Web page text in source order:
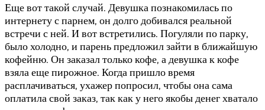
Еще вот такой случай. Девушка познакомилась по
интернету с парнем, он долго добивался реальной
встречи с ней. И вот встретились. Погуляли по парку,
было холодно, и парень предложил зайти в ближайшую
кофейню. Он заказал только кофе, а девушка к кофе
взяла еще пирожное. Когда пришло время
расплачиваться, ухажер попросил, чтобы она сама
оплатила свой заказ, так как у него якобы денег хватало